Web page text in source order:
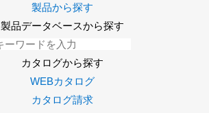
製品から探す
製品データベースから探す
カタログから探す
WEBカタログ
カタログ請求